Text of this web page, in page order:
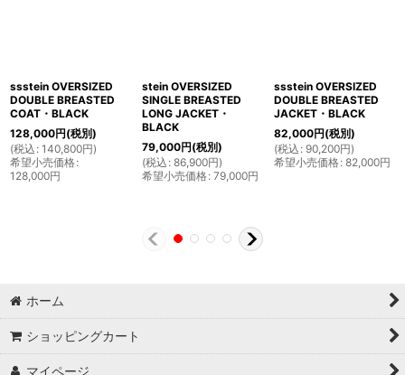
ssstein OVERSIZED
DOUBLE BREASTED
COAT・BLACK
128,000円(税別)
(税込 : 140,800円)
希望小売価格:
128,000円
stein OVERSIZED
SINGLE BREASTED
LONG JACKET・
BLACK
79,000円(税別)
(税込 : 86,900円)
希望小売価格: 79,000円
ssstein OVERSIZED
DOUBLE BREASTED
JACKET・BLACK
82,000円(税別)
(税込 : 90,200円)
希望小売価格: 82,000円
ホーム
ショッピングカート
マイページ